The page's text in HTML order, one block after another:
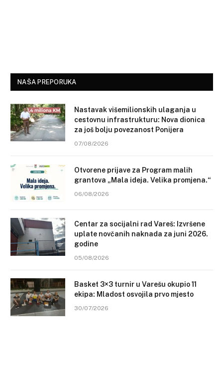
NAŠA PREPORUKA
Nastavak višemilionskih ulaganja u
cestovnu infrastrukturu: Nova dionica
za još bolju povezanost Ponijera
07/08/2026
Otvorene prijave za Program malih
grantova „Mala ideja. Velika promjena.“
06/08/2026
Centar za socijalni rad Vareš: Izvršene
uplate novčanih naknada za juni 2026.
godine
05/08/2026
Basket 3×3 turnir u Varešu okupio 11
ekipa: Mladost osvojila prvo mjesto
30/07/2026